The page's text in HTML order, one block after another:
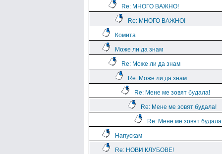
Re: МНОГО ВАЖНО!
Re: МНОГО ВАЖНО!
Комита
Може ли да знам
Re: Може ли да знам
Re: Може ли да знам
Re: Мене ме зовят будала!
Re: Мене ме зовят будала!
Re: Мене ме зовят
Напускам
Re: НОВИ КЛУБОВЕ!